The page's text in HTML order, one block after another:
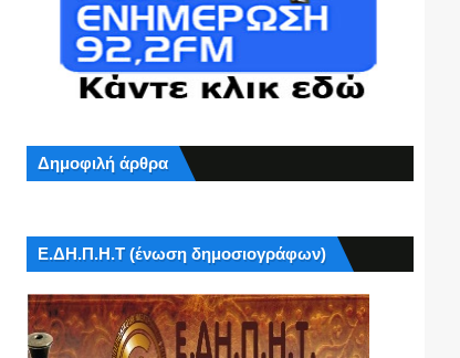
Δημοφιλή άρθρα
Ε.ΔΗ.Π.Η.Τ (ένωση δημοσιογράφων)